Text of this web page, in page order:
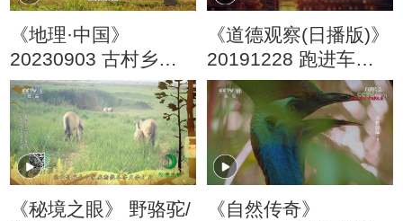
《地理·中国》
20230903 古村乡愁6·
探秘星象村 上
《道德观察(日播版)》
20191228 跑进车流
的孩子
《秘境之眼》 野骆驼/
《自然传奇》